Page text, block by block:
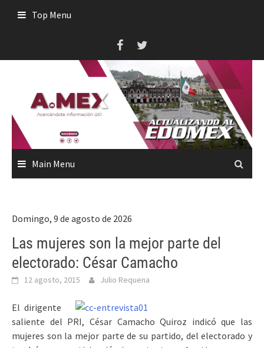
Top Menu
Main Menu
Domingo, 9 de agosto de 2026
Las mujeres son la mejor parte del
electorado: César Camacho
12 agosto, 2015 Julio Requena
El dirigente
saliente del PRI, César Camacho Quiroz indicó que las
mujeres son la mejor parte de su partido, del electorado y